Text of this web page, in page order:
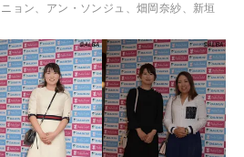
ョン、アン・ソンジュ、畑岡奈紗、新垣